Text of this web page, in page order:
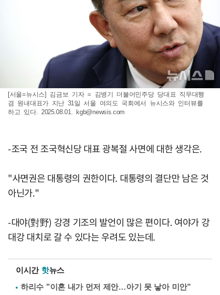
[서울=뉴시스] 김금보 기자 = 김병기 더불어민주당 당대표 직무대행
겸 원내대표가 지난 31일 서울 여의도 국회에서 뉴시스와 인터뷰를
하고 있다. 2025.08.01. kgb@newsis.com
-조국 전 조국혁신당 대표 광복절 사면에 대한 생각은.
"사면권은 대통령의 권한이다. 대통령의 결단만 남은 것
아닌가."
-대야(對野) 강경 기조의 발언이 많은 편이다. 여야가 강
대강 대치로 갈 수 있다는 우려도 있는데.
이시간 핫뉴스
하리수 "이혼 내가 먼저 제안…아기 못 낳아 미안"